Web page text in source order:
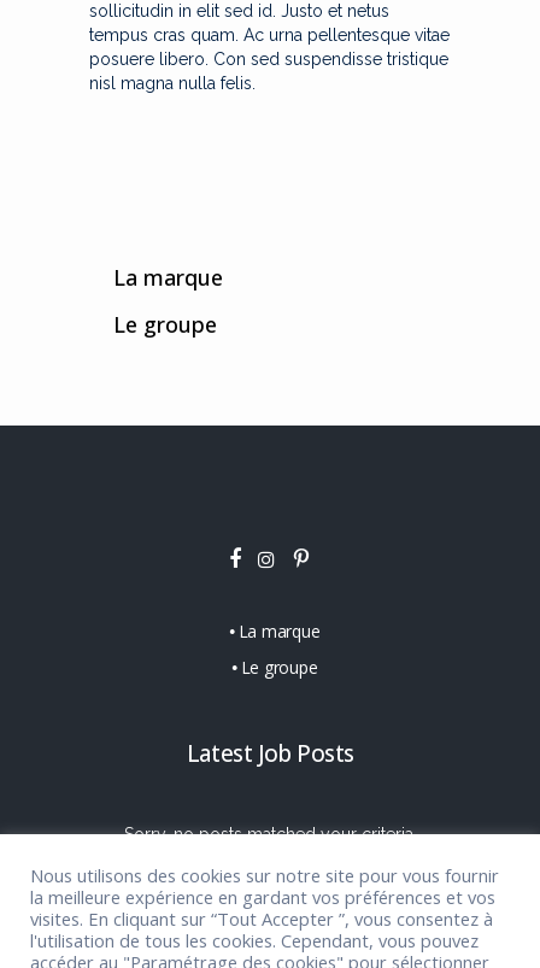
sollicitudin in elit sed id. Justo et netus
tempus cras quam. Ac urna pellentesque vitae
posuere libero. Con sed suspendisse tristique
nisl magna nulla felis.
La marque
Le groupe
La marque
Le groupe
Latest Job Posts
Sorry, no posts matched your criteria.
Nous utilisons des cookies sur notre site pour vous fournir
la meilleure expérience en gardant vos préférences et vos
visites. En cliquant sur “Tout Accepter ”, vous consentez à
l'utilisation de tous les cookies. Cependant, vous pouvez
accéder au "Paramétrage des cookies" pour sélectionner